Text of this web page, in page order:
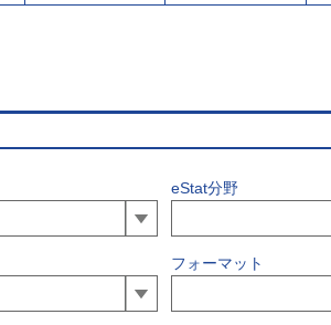
eStat分野
フォーマット